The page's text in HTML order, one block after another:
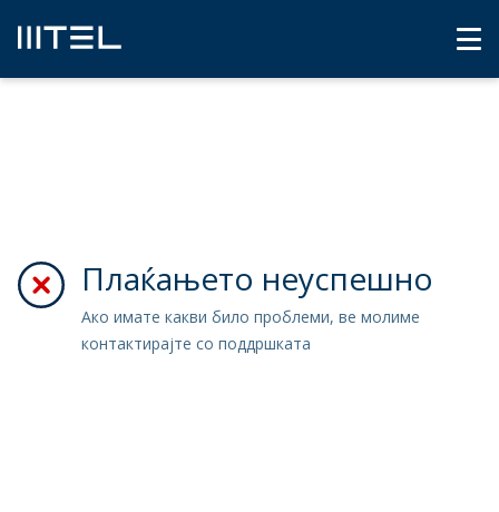
Плаќањето неуспешно
Ако имате какви било проблеми, ве молиме
контактирајте со поддршката